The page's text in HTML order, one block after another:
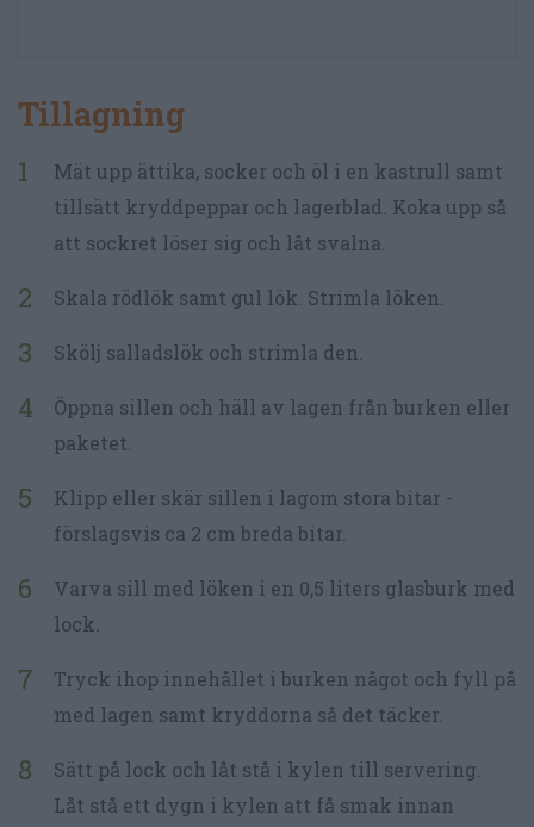
Tillagning
Mät upp ättika, socker och öl i en kastrull samt
tillsätt kryddpeppar och lagerblad. Koka upp så
att sockret löser sig och låt svalna.
Skala rödlök samt gul lök. Strimla löken.
Skölj salladslök och strimla den.
Öppna sillen och häll av lagen från burken eller
paketet.
Klipp eller skär sillen i lagom stora bitar -
förslagsvis ca 2 cm breda bitar.
Varva sill med löken i en 0,5 liters glasburk med
lock.
Tryck ihop innehållet i burken något och fyll på
med lagen samt kryddorna så det täcker.
Sätt på lock och låt stå i kylen till servering.
Låt stå ett dygn i kylen att få smak innan